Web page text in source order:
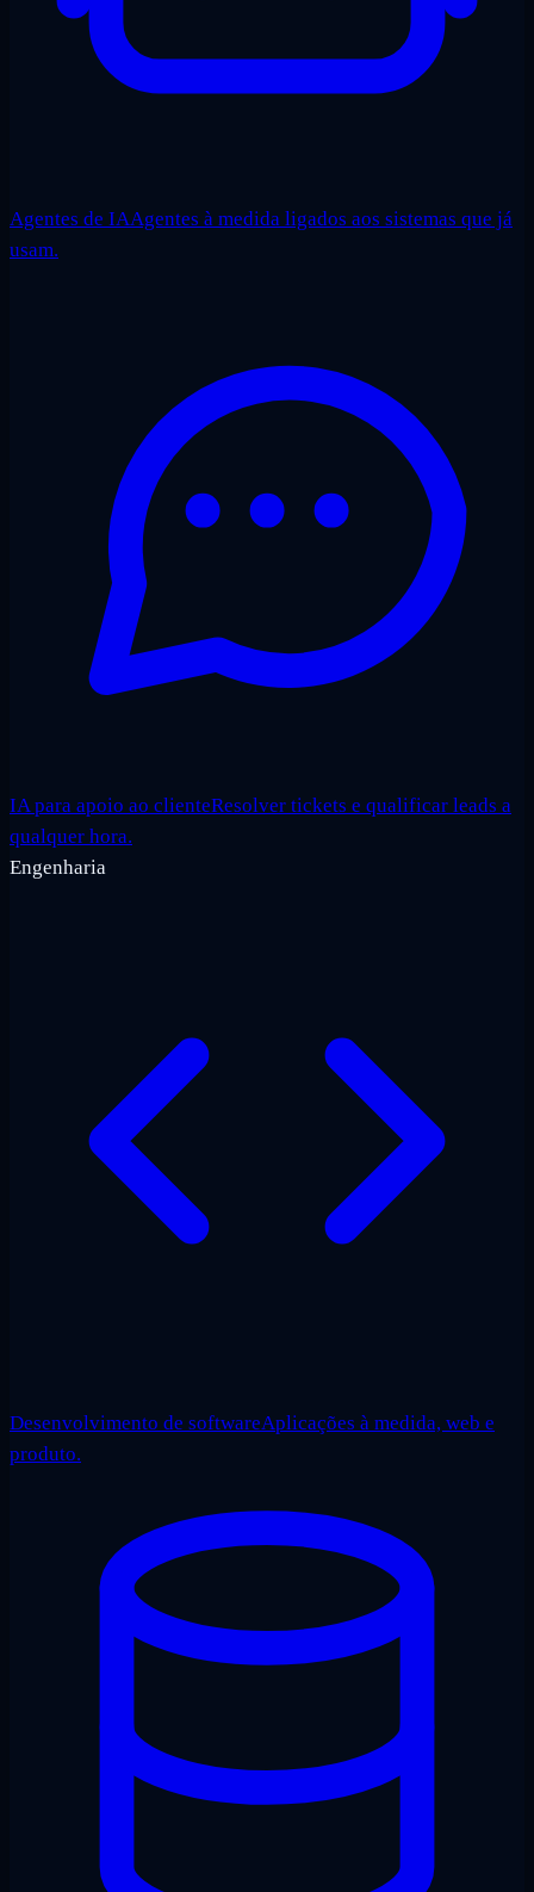
Agentes de IAAgentes à medida ligados aos sistemas que já
usam.
IA para apoio ao clienteResolver tickets e qualificar leads a
qualquer hora.
Engenharia
Desenvolvimento de softwareAplicações à medida, web e
produto.